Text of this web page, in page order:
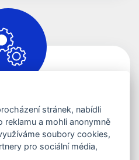
Janča
a servis
me.cz
stránek, nabídli
reklamu a mohli anonymně
soubory cookies,
pro sociální média,